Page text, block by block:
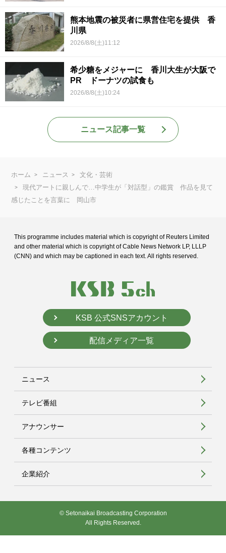
熊本地震の被災者に県営住宅を提供 香
川県
2026/8/8(土)11:12
希少糖をメジャーに 香川大生が大阪で
PR ドーナツの試食も
2026/8/8(土)10:24
ニュース記事一覧
ホーム ニュース
文化・芸術
現代アートに親しんで…中学生が「対話型」の鑑賞 作品を見て
感じたことを言葉に 岡山市
This programme includes material which is copyright of Reuters Limited
and other material which is copyright of Cable News Network LP, LLLP
(CNN) and which may be captioned in each text. All rights reserved.
KSB 公式SNSアカウント
配信メディア一覧
ニュース
テレビ番組
アナウンサー
各種コンテンツ
企業紹介
© Setonaikai Broadcasting Corporation
All Rights Reserved.